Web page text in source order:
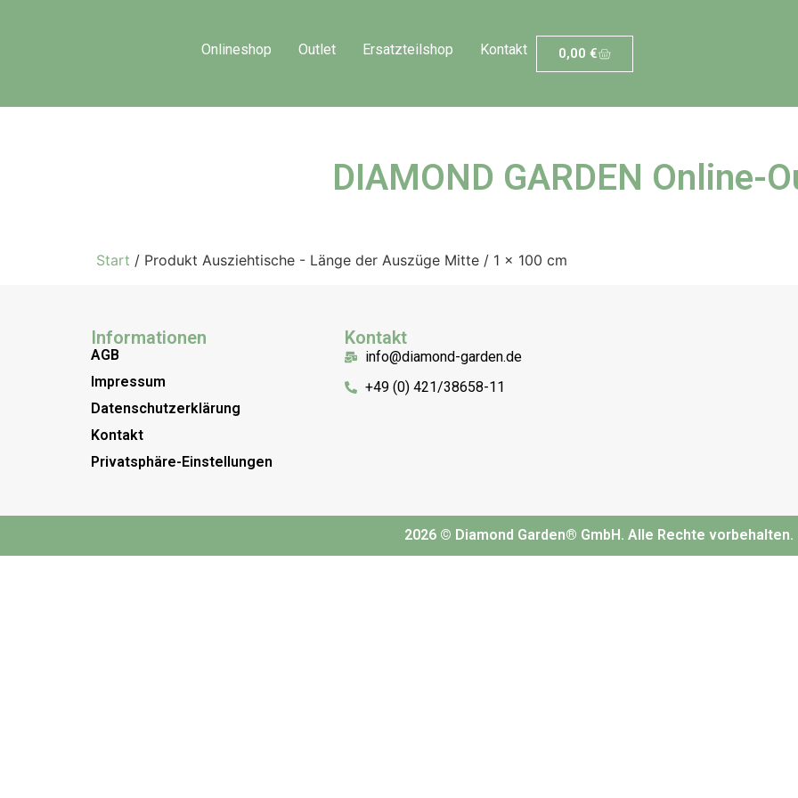
Onlineshop Outlet Ersatzteilshop Kontakt 0,00 €
DIAMOND GARDEN Online-
Start / Produkt Ausziehtische - Länge der Auszüge Mitte / 1 x 100 cm
Informationen
AGB
Impressum
Datenschutzerklärung
Kontakt
Privatsphäre-Einstellungen
Kontakt
info@diamond-garden.de
+49 (0) 421/38658-11
2026 © Diamond Garden® GmbH. Alle Rechte vorbehalten.